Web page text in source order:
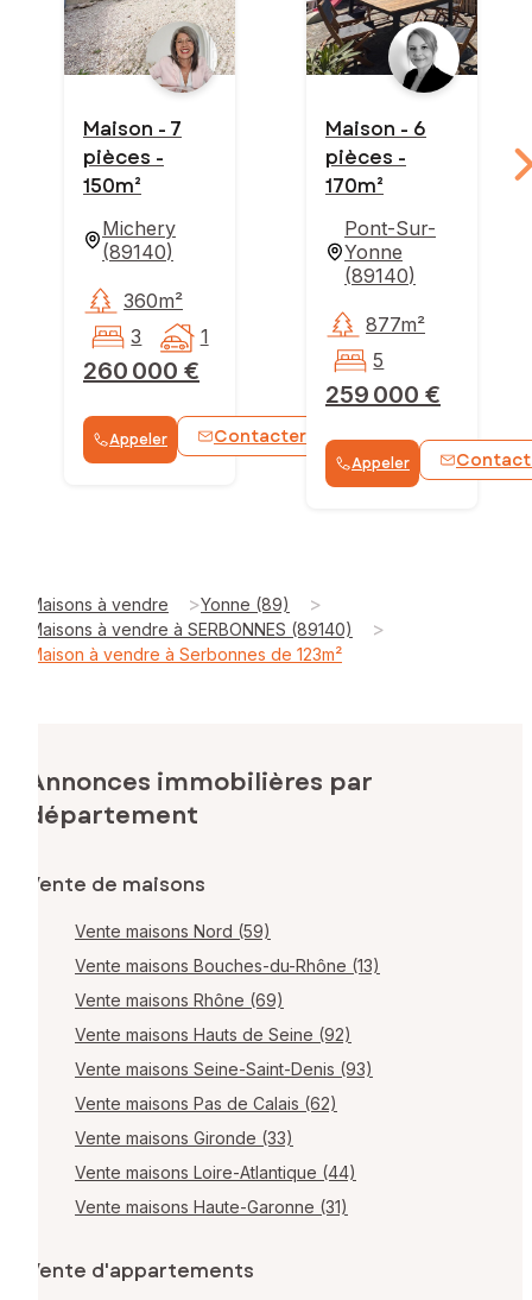
Maison - 7
pièces -
150m²
Michery
(89140)
260 000 €
360m²
3
1
Appeler Contacter WhatsApp
Maison - 6
pièces -
170m²
Pont-Sur-
Yonne
(89140)
259 000 €
877m²
5
Appeler
Maisons à vendre >Yonne (89) >
Maisons à vendre à SERBONNES (89140) >
Maison à vendre à Serbonnes de 123m²
Annonces immobilières par
département
Vente de maisons
Vente maisons Nord (59)
Vente maisons Bouches-du-Rhône (13)
Vente maisons Rhône (69)
Vente maisons Hauts de Seine (92)
Vente maisons Seine-Saint-Denis (93)
Vente maisons Pas de Calais (62)
Vente maisons Gironde (33)
Vente maisons Loire-Atlantique (44)
Vente maisons Haute-Garonne (31)
Vente d'appartements